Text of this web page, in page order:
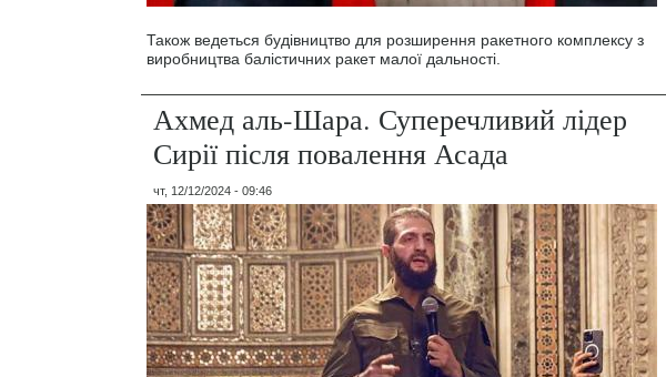
Також ведеться будівництво для розширення ракетного комплексу з
виробництва балістичних ракет малої дальності.
Ахмед аль-Шара. Суперечливий лідер
Сирії після повалення Асада
чт, 12/12/2024 - 09:46